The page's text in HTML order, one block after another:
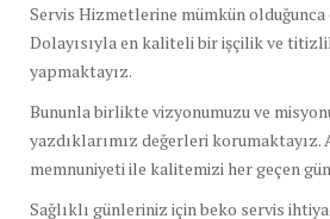
Servis Hizmetlerine mümkün
Dolayısıyla en kaliteli bir işçilik ve
yapmaktayız.
Bununla birlikte vizyonumuzu ve
yazdıklarımız değerleri korumaktayız.
memnuniyeti ile kalitemizi her geçen
Sağlıklı günleriniz için beko servis